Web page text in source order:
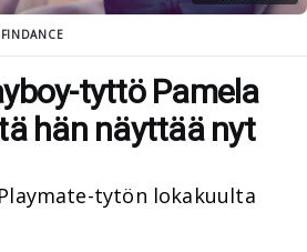
FINDANCE
tyttö Pamela
hän näyttää nyt
tytön lokakuulta